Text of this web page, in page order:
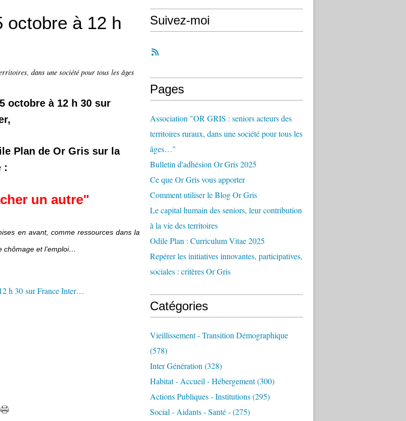
à 12 h
dans une société pour tous les âges
octobre à 12 h 30 sur
Plan de Or Gris sur la
:
un autre"
en avant, comme ressources dans la
chômage et l’emploi…
Suivez-moi
Pages
Association "OR GRIS : seniors acteurs des
territoires ruraux, dans une société pour tous les
âges…"
Bulletin d'adhésion Or Gris 2025
Ce que Or Gris vous apporter
Comment utiliser le Blog Or Gris
Le capital humain des seniors, leur contribution
à la vie des territoires
Odile Plan : Curriculum Vitae 2025
Repérer les initiatives innovantes, participatives,
sociales : critères Or Gris
Catégories
Vieillissement - Transition Démographique
(578)
Inter Génération (328)
Habitat - Accueil - Hébergement(300)
Actions Publiques - Institutions(295)
Social - Aidants - Santé -(275)